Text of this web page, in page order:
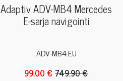
Adaptiv ADV-MB4 Mercedes
E-sarja navigointi
ADV-MB4.EU
99.00 €749.90 €